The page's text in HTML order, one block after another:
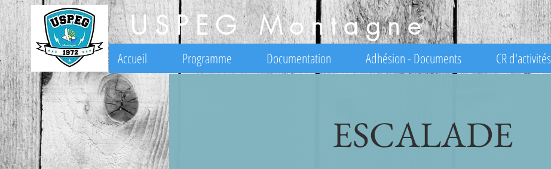
USPEG Montagne
Accueil Programme Documentation Adhésion - Documents CR d'activités
ESCALADE